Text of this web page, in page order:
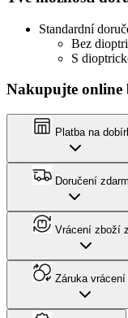
Standardní
Bez
S
Nakupujte online
Platba na
Doručení
Vrácení zboží
Záruka vrácení